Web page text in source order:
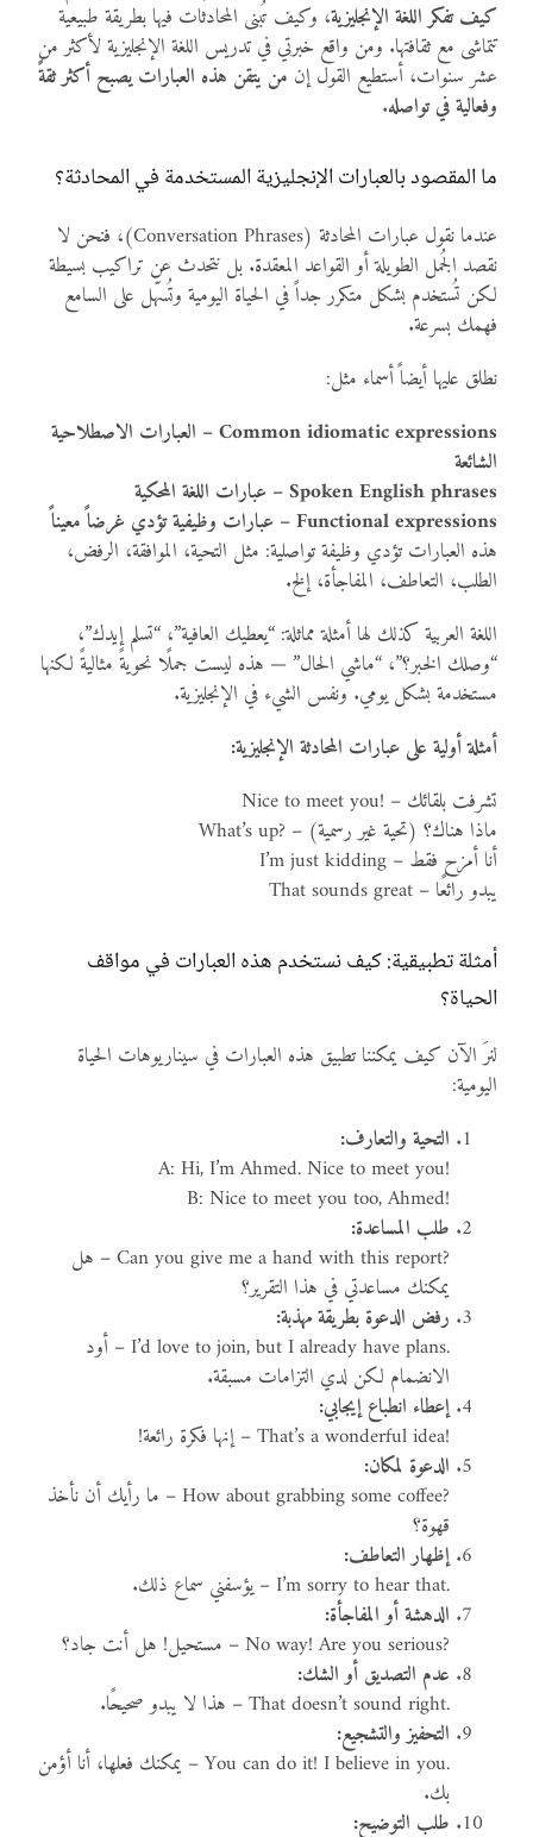
كيف تفكر اللغة الإنجليزية، وكيف تُبنى المحادثات فيها بطريقة طبيعية
تتماشى مع ثقافتها. ومن واقع خبرتي في تدريس اللغة الإنجليزية لأكثر من
عشر سنوات، أستطيع القول إن من يتقن هذه العبارات يصبح أكثر ثقةً
وفعالية في تواصله.
ما المقصود بالعبارات الإنجليزية المستخدمة في المحادثة؟
عندما نقول عبارات المحادثة (Conversation Phrases)، فنحن لا
نقصد الجُمل الطويلة أو القواعد المعقدة. بل نتحدث عن تراكيب بسيطة
لكن تُستخدم بشكل متكرر جداً في الحياة اليومية وتُسهّل على السامع
فهمك بسرعة.
نطلق عليها أيضاً أسماء مثل:
Common idiomatic expressions – العبارات الاصطلاحية
الشائعة
Spoken English phrases – عبارات اللغة المحكية
Functional expressions – عبارات وظيفية تؤدي غرضاً معيناً
هذه العبارات تؤدي وظيفة تواصلية: مثل التحية، الموافقة، الرفض،
الطلب، التعاطف، المفاجأة، إلخ.
اللغة العربية كذلك لها أمثلة مماثلة: “يعطيك العافية”، “تسلم إيدك”،
“وصلك الخبر؟”، “ماشي الحال” — هذه ليست جملًا نحويةً مثاليةً لكنها
مستخدمة بشكل يومي. ونفس الشيء في الإنجليزية.
أمثلة أولية على عبارات المحادثة الإنجليزية:
Nice to meet you! – تشرفت بلقائك
What’s up? – ماذا هناك؟ (تحية غير رسمية)
I’m just kidding – أنا أمزح فقط
That sounds great – يبدو رائعًا
أمثلة تطبيقية: كيف نستخدم هذه العبارات في مواقف
الحياة؟
لنرَ الآن كيف يمكننا تطبيق هذه العبارات في سيناريوهات الحياة
اليومية:
التحية والتعارف:
A: Hi, I’m Ahmed. Nice to meet you!
B: Nice to meet you too, Ahmed!
طلب المساعدة:
Can you give me a hand with this report?– هل
يمكنك مساعدتي في هذا التقرير؟
رفض الدعوة بطريقة مهذبة:
I’d love to join, but I already have plans.– أود
الانضمام لكن لدي التزامات مسبقة.
إعطاء انطباع إيجابي:
That’s a wonderful idea!– إنها فكرة رائعة!
الدعوة لمكان:
How about grabbing some coffee?– ما رأيك أن نأخذ
قهوة؟
إظهار التعاطف:
I’m sorry to hear that.– يؤسفني سماع ذلك.
الدهشة أو المفاجأة:
No way! Are you serious?– مستحيل! هل أنت جاد؟
عدم التصديق أو الشك:
That doesn’t sound right.– هذا لا يبدو صحيحًا.
التحفيز والتشجيع:
You can do it! I believe in you.– يمكنك فعلها، أنا أؤمن
بك.
طلب التوضيح: